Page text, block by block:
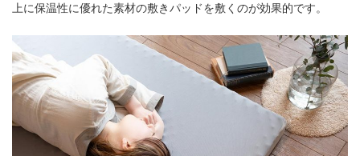
上に保温性に優れた素材の敷きパッドを敷くのが効果的です。